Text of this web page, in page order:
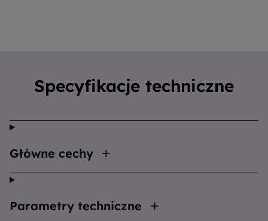
Specyfikacje techniczne
Główne cechy
Parametry techniczne